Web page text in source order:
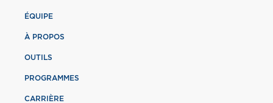
ÉQUIPE
À PROPOS
OUTILS
PROGRAMMES
CARRIÈRE